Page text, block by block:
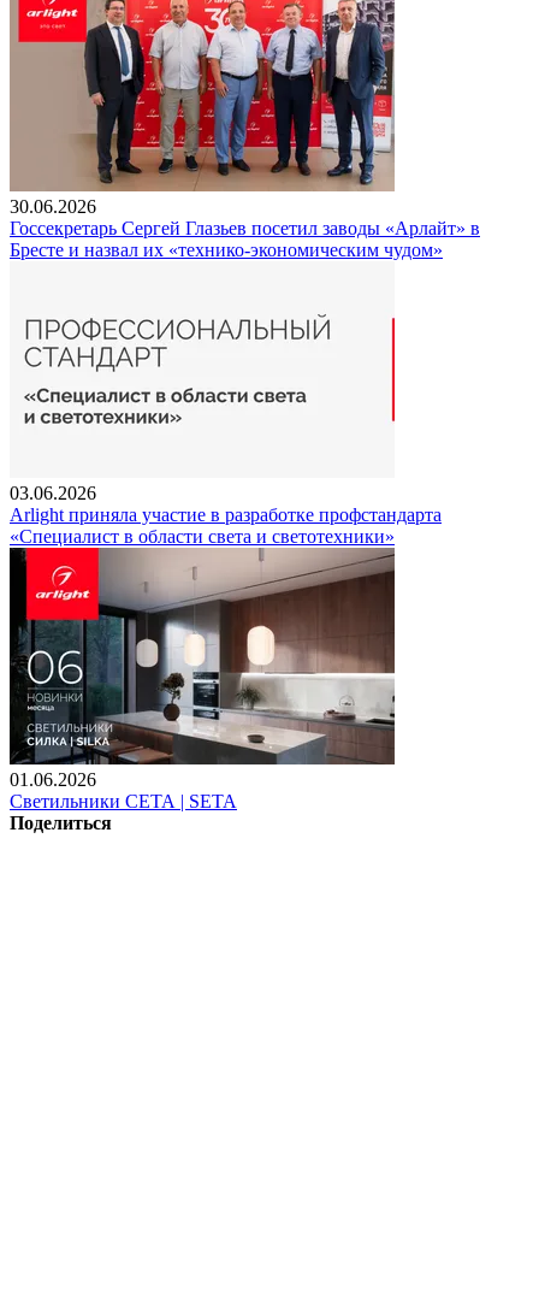
30.06.2026
Госсекретарь Сергей Глазьев посетил заводы «Арлайт» в
Бресте и назвал их «технико-экономическим чудом»
03.06.2026
Arlight приняла участие в разработке профстандарта
«Специалист в области света и светотехники»
01.06.2026
Светильники СЕТА | SETA
Поделиться